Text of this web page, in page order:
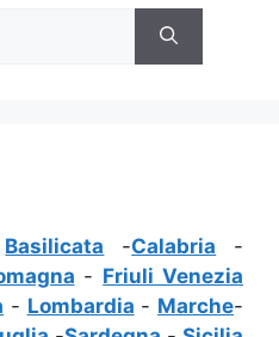
Basilicata -Calabria -
- Friuli Venezia
- Lombardia - Marche-